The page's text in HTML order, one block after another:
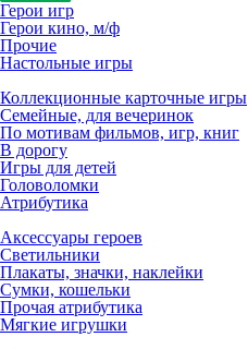
Герои игр
Герои кино, м/ф
Прочие
Настольные игры
Коллекционные карточные игры
Семейные, для вечеринок
По мотивам фильмов, игр, книг
В дорогу
Игры для детей
Головоломки
Атрибутика
Аксессуары героев
Светильники
Плакаты, значки, наклейки
Сумки, кошельки
Прочая атрибутика
Мягкие игрушки